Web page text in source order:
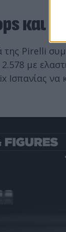
και
της Pirelli
2.578 με
να